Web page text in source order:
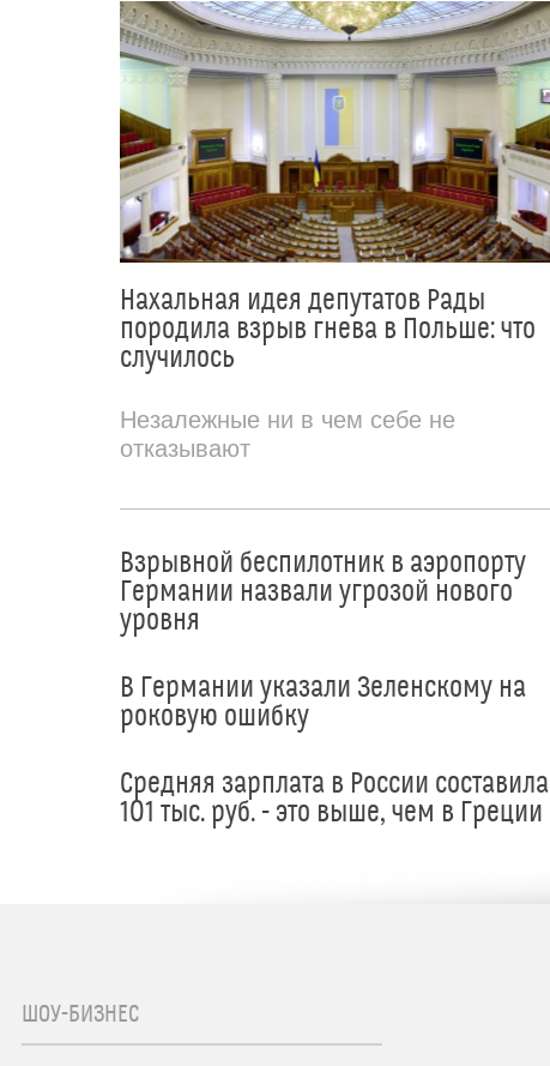
Нахальная идея депутатов Рады
породила взрыв гнева в Польше: что
случилось
Незалежные ни в чем себе не
отказывают
Взрывной беспилотник в аэропорту
Германии назвали угрозой нового
уровня
В Германии указали Зеленскому на
роковую ошибку
Средняя зарплата в России составила
101 тыс. руб. - это выше, чем в Греции
ШОУ-БИЗНЕС